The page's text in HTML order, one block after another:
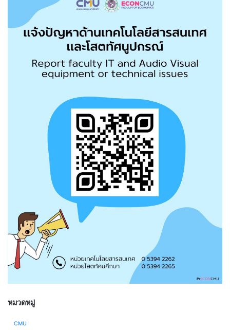
หมวดหมู่
CMU